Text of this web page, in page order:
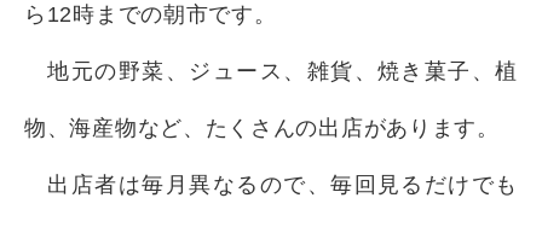
ら12時までの朝市です。
地元の野菜、ジュース、雑貨、焼き菓子、植
物、海産物など、たくさんの出店があります。
出店者は毎月異なるので、毎回見るだけでも